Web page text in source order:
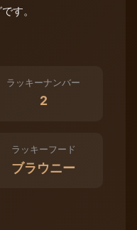
す。
ラッキーナンバー
2
ラッキーフード
ブラウニー